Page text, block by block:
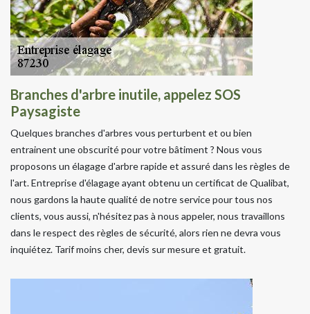
Branches d'arbre inutile, appelez SOS
Paysagiste
Quelques branches d'arbres vous perturbent et ou bien
entrainent une obscurité pour votre bâtiment ? Nous vous
proposons un élagage d'arbre rapide et assuré dans les règles de
l'art. Entreprise d'élagage ayant obtenu un certificat de Qualibat,
nous gardons la haute qualité de notre service pour tous nos
clients, vous aussi, n'hésitez pas à nous appeler, nous travaillons
dans le respect des règles de sécurité, alors rien ne devra vous
inquiétez. Tarif moins cher, devis sur mesure et gratuit.